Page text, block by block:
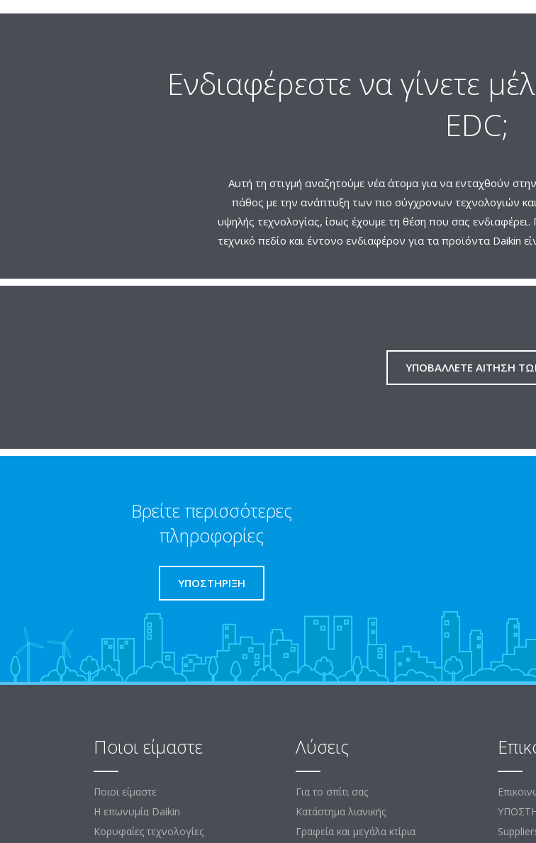
Ενδιαφέρεστε να γίνετε
EDC;
Αυτή τη στιγμή αναζητούμε νέα άτομα για να ενταχθούν
πάθος με την ανάπτυξη των πιο σύγχρονων τεχνολογιών
υψηλής τεχνολογίας, ίσως έχουμε τη θέση που σας
τεχνικό πεδίο και έντονο ενδιαφέρον για τα προϊόντα Daikin
ΥΠΟΒΑΛΛΕΤΕ ΑΙΤΗΣΗ
Βρείτε περισσότερες
πληροφορίες
ΥΠΟΣΤΗΡΙΞΗ
Ποιοι είμαστε
Ποιοι είμαστε
Η επωνυμία Daikin
Κορυφαίες τεχνολογίες
Λύσεις
Για το σπίτι σας
Κατάστημα λιανικής
Γραφεία και μεγάλα κτίρια